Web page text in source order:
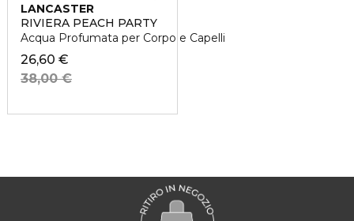
LANCASTER
RIVIERA PEACH PARTY
Acqua Profumata per Corpo e Capelli
26,60 €
38,00 €